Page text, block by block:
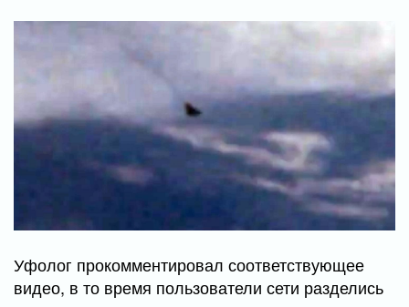
Уфолог прокомментировал соответствующее
видео, в то время пользователи сети разделись